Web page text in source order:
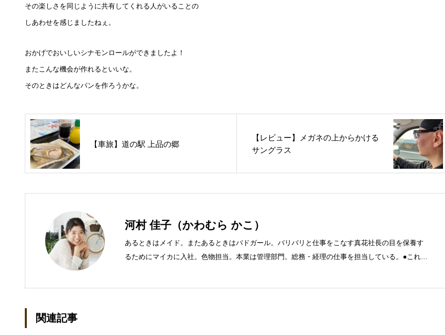
その楽しさを同じように共有してくれる人がいることの
しあわせを感じましたねぇ。
おかげでおいしいシナモンロールができましたよ！
またこんな機会が作れるといいな。
そのときはどんなパンを作ろうかな。
【車旅】道の駅 上品の郷
【レビュー】メガネの上からかける
サングラス
河村 佳子（かわむら かこ）
あるときはメイド。またあるときはバドガール。バリバリと仕事をこなす真花社長の目を保養す
るためにマイカに入社。色物担当。本業は管理部門。総務・経理の仕事を担当している。●これま
関連記事